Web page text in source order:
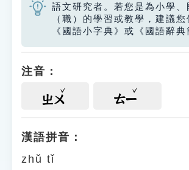
語文研究者。若您是為小學、
（職）的學習或教學，建議您
《國語小字典》或《國語辭典
注音：
ㄓㄨ ㄊㄧ
漢語拼音：
zhǔ tǐ